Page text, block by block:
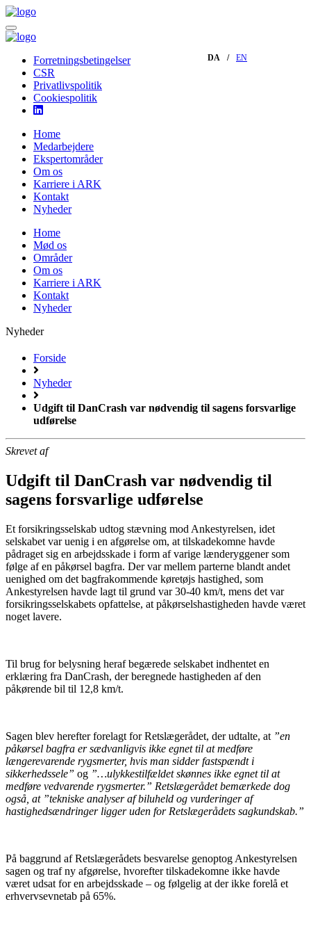
DA EN
Forretningsbetingelser
CSR
Privatlivspolitik
Cookiespolitik
Home
Medarbejdere
Ekspertområder
Om os
Karriere i ARK
Kontakt
Nyheder
Home
Mød os
Områder
Om os
Karriere i ARK
Kontakt
Nyheder
Nyheder
Forside
Nyheder
Udgift til DanCrash var nødvendig til sagens forsvarlige
udførelse
Skrevet af
Udgift til DanCrash var nødvendig til
sagens forsvarlige udførelse
Et forsikringsselskab udtog stævning mod Ankestyrelsen, idet
selskabet var uenig i en afgørelse om, at tilskadekomne havde
pådraget sig en arbejdsskade i form af varige lænderyggener som
følge af en påkørsel bagfra. Der var mellem parterne blandt andet
uenighed om det bagfrakommende køretøjs hastighed, som
Ankestyrelsen havde lagt til grund var 30-40 km/t, mens det var
forsikringsselskabets opfattelse, at påkørselshastigheden havde været
noget lavere.
Til brug for belysning heraf begærede selskabet indhentet en
erklæring fra DanCrash, der beregnede hastigheden af den
påkørende bil til 12,8 km/t.
Sagen blev herefter forelagt for Retslægerådet, der udtalte, at ”en
påkørsel bagfra er sædvanligvis ikke egnet til at medføre
længerevarende rygsmerter, hvis man sidder fastspændt i
sikkerhedssele” og ”…ulykkestilfældet skønnes ikke egnet til at
medføre vedvarende rygsmerter.” Retslægerådet bemærkede dog
også, at ”tekniske analyser af biluheld og vurderinger af
hastighedsændringer ligger uden for Retslægerådets sagkundskab.”
På baggrund af Retslægerådets besvarelse genoptog Ankestyrelsen
sagen og traf ny afgørelse, hvorefter tilskadekomne ikke havde
været udsat for en arbejdsskade – og følgelig at der ikke forelå et
erhvervsevnetab på 65%.